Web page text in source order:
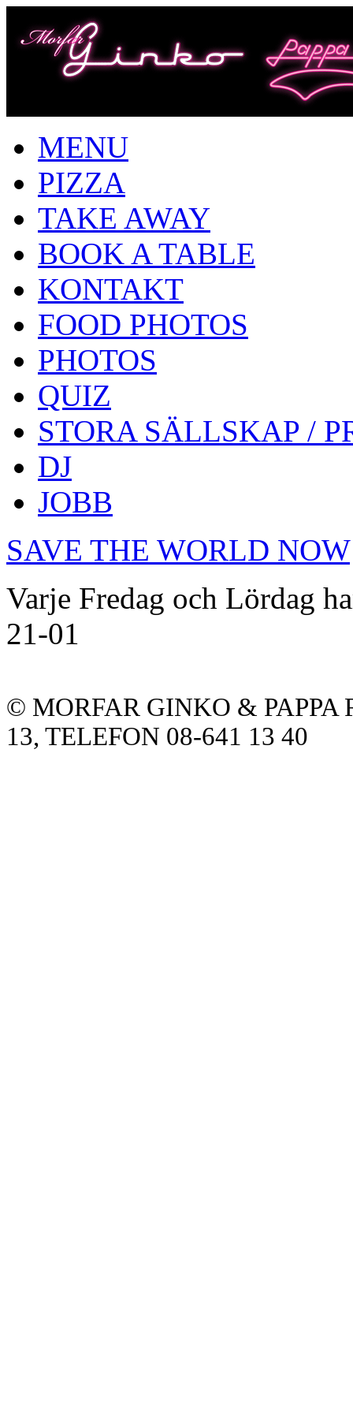
MENU
PIZZA
TAKE AWAY
BOOK A TABLE
KONTAKT
FOOD PHOTOS
PHOTOS
QUIZ
STORA SÄLLSKAP /
DJ
JOBB
SAVE THE WORLD NOW
Varje Fredag och Lördag
21-01
© MORFAR GINKO & PAPPA
13, TELEFON 08-641 13 40